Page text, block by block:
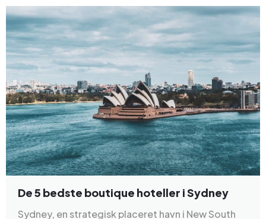
De 5 bedste boutique hoteller i Sydney
Sydney, en strategisk placeret havn i New South